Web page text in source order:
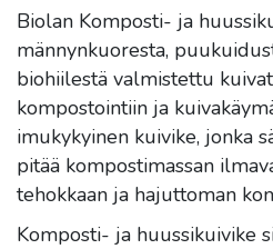
Biolan Komposti- ja
männynkuoresta,
biohiilestä valmistettu
kompostointiin ja
imukykyinen kuivike, jonka
pitää kompostimassan
tehokkaan ja hajuttoman
Komposti- ja huussikuivike